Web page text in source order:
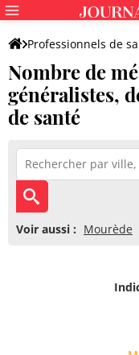
Professionnels de
Nombre de
généralistes,
de santé
Voir aussi : Mourède